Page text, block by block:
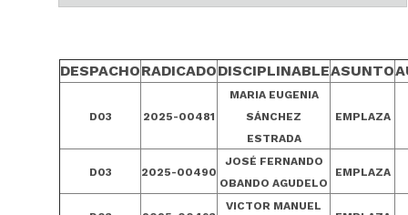
DESPACHORADICADODISCIPLINABLEASUNTO
D03 2025-00481
MARIA EUGENIA
SÁNCHEZ
ESTRADA
EMPLAZA
D03 2025-00490
JOSÉ FERNANDO
OBANDO AGUDELO
EMPLAZA
VICTOR MANUEL